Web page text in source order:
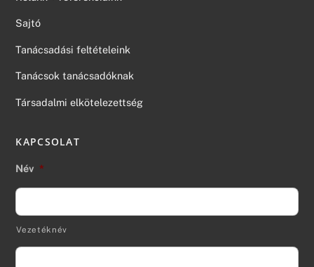
Sajtó
Tanácsadási feltételeink
Tanácsok tanácsadóknak
Társadalmi elkötelezettség
KAPCSOLAT
Név *
Vezetéknév